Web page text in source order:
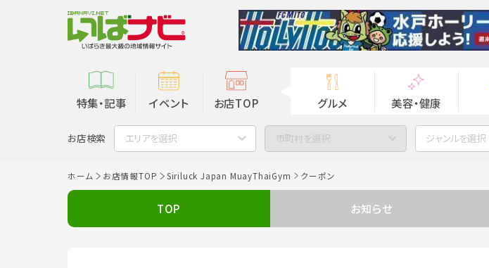
特集・記事 イベント お店TOP グルメ 美容・健康
お店検索 エリアを選択 市町村を選択 ジャンルを選択
ホーム お店情報TOP Siriluck Japan MuayThaiGym クーポン
TOP お知らせ